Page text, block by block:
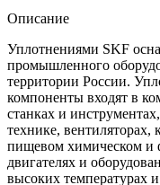
Описание
Уплотнениями SKF
промышленного
территории России.
компоненты входят в
станках и
технике, вентиляторах,
пищевом химическом и
двигателях и
высоких температурах